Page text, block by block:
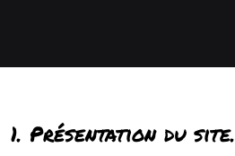
1. Présentation du site.